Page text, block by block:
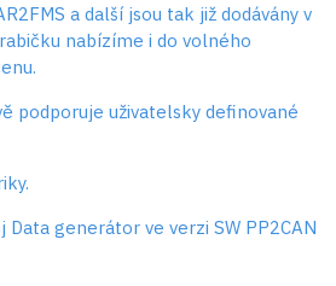
a další jsou tak již dodávány v
nabízíme i do volného
podporuje uživatelsky definované
Data generátor ve verzi SW PP2CAN